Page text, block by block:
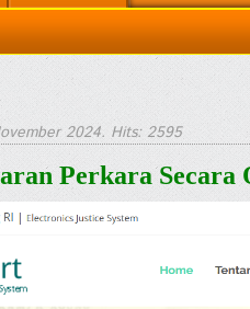
2024. Hits: 2595
Perkara